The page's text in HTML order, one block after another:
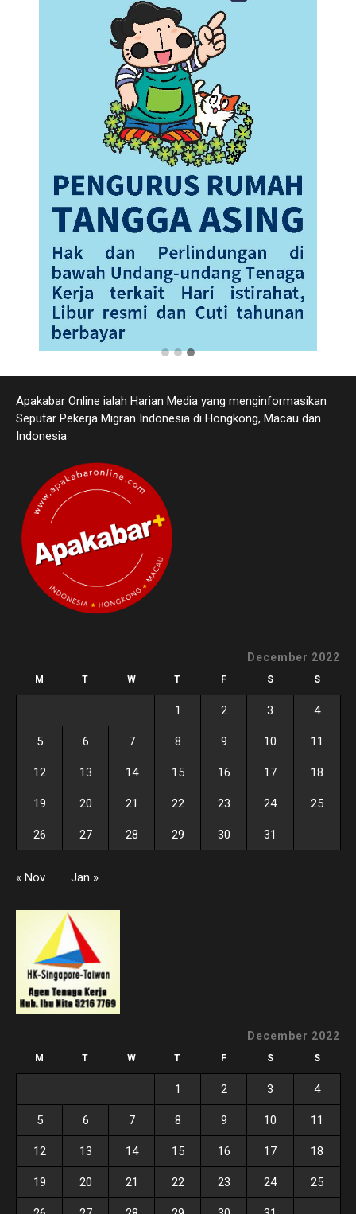
Apakabar Online ialah Harian Media yang menginformasikan
Seputar Pekerja Migran Indonesia di Hongkong, Macau dan
Indonesia
December 2022
M T W T F S S
1 2 3 4
5 6 7 8 9 10 11
12 13 14 15 16 17 18
19 20 21 22 23 24 25
26 27 28 29 30 31
« Nov Jan »
December 2022
M T W T F S S
1 2 3 4
5 6 7 8 9 10 11
12 13 14 15 16 17 18
19 20 21 22 23 24 25